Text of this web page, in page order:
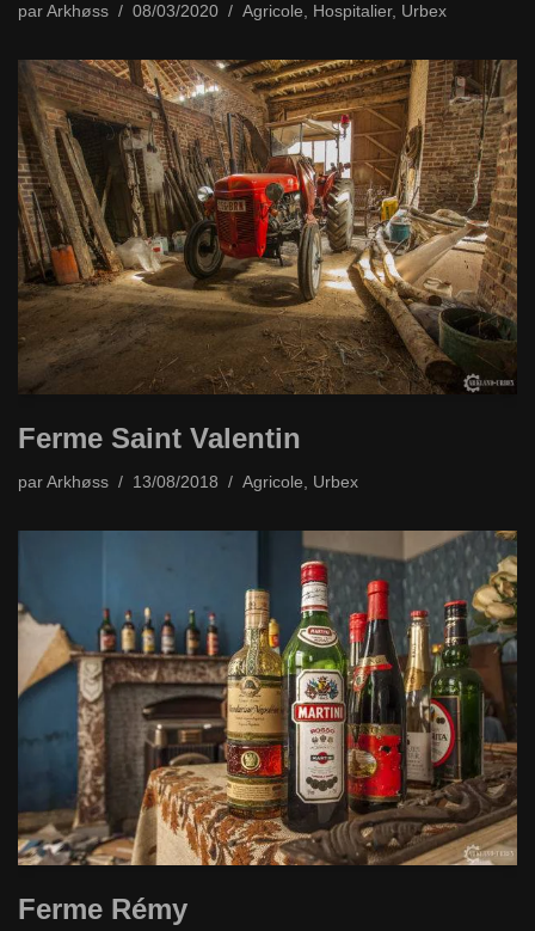
par Arkhøss 08/03/2020 Agricole Hospitalier, Urbex
Ferme Saint Valentin
par Arkhøss 13/08/2018 Agricole Urbex
Ferme Rémy